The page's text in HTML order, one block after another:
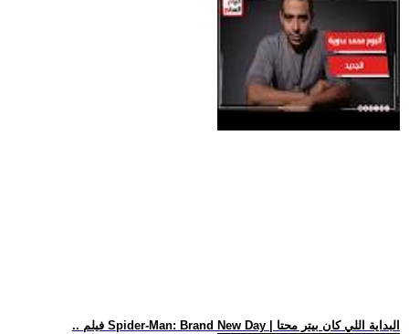
.. فيلم Spider-Man: Brand New Day | البداية اللي كان بيتر محتا